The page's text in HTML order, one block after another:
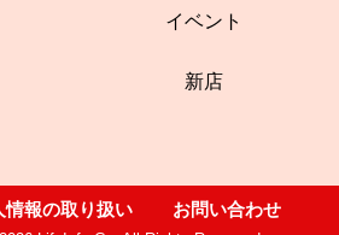
イベント
新店
情報の取り扱い お問い合わせ